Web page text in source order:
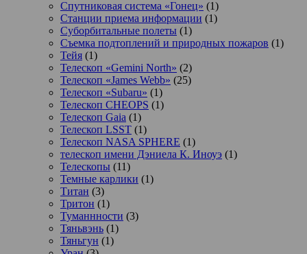
Спутниковая система «Гонец» (1)
Станции приема информации (1)
Суборбитальные полеты (1)
Съемка подтоплений и природных пожаров (1)
Тейя (1)
Телескоп «Gemini North» (2)
Телескоп «James Webb» (25)
Телескоп «Subaru» (1)
Телескоп CHEOPS (1)
Телескоп Gaia (1)
Телескоп LSST (1)
Телескоп NASA SPHERE (1)
телескоп имени Дэниела К. Иноуэ (1)
Телескопы (11)
Темные карлики (1)
Титан (3)
Тритон (1)
Туманнности (3)
Тяньвэнь (1)
Тяньгун (1)